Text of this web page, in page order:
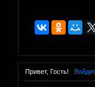
Привет, Гость!